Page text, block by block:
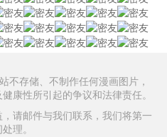
不存储、不制作任何漫画图片，
康性所引起的争议和法律责任。
请邮件与我们联系，我们将第一
理。